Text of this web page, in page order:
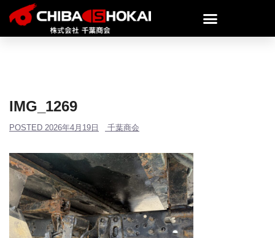
IMG_1269
POSTED 2026年4月19日 千葉商会